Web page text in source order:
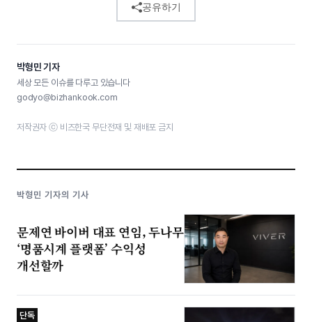
공유하기
박형민 기자
세상 모든 이슈를 다루고 있습니다
godyo@bizhankook.com
저작권자 ⓒ 비즈한국 무단전재 및 재배포 금지
박형민 기자의 기사
문제연 바이버 대표 연임, 두나무
‘명품시계 플랫폼’ 수익성
개선할까
단독